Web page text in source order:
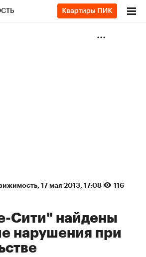
⁠, 17 мая 2013, 17:08 116
Сити" найдены
нарушения при